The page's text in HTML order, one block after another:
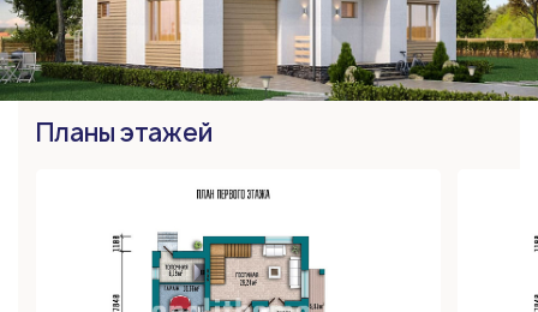
Планы этажей